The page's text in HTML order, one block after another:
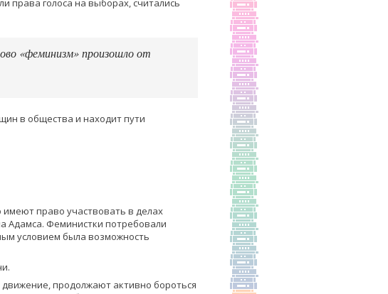
права голоса на выборах, считались
«феминизм» произошло от
в общества и находит пути
право участвовать в делах
Адамса. Феминистки потребовали
условием была возможность
продолжают активно бороться